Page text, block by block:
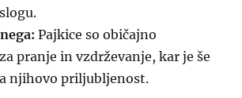
Pajkice so običajno
pranje in vzdrževanje, kar je še
njihovo priljubljenost.